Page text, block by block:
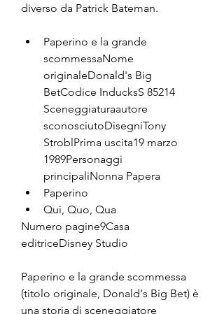
diverso da Patrick Bateman.
Paperino e la grande
scommessaNome
originaleDonald's Big
BetCodice InducksS 85214
Sceneggiaturaautore
sconosciutoDisegniTony
StroblPrima uscita19 marzo
1989Personaggi
principaliNonna Papera
Paperino
Qui, Quo, Qua
Numero pagine9Casa
editriceDisney Studio
Paperino e la grande scommessa
(titolo originale, Donald's Big Bet) è
una storia di sceneggiatore